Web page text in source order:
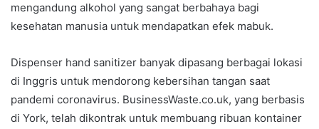
mengandung alkohol yang sangat berbahaya bagi
kesehatan manusia untuk mendapatkan efek mabuk.
Dispenser hand sanitizer banyak dipasang berbagai lokasi
di Inggris untuk mendorong kebersihan tangan saat
pandemi coronavirus. BusinessWaste.co.uk, yang berbasis
di York, telah dikontrak untuk membuang ribuan kontainer